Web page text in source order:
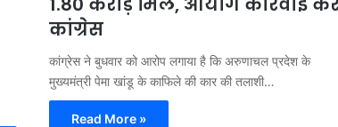
कांग्रेस
कांग्रेस ने बुधवार को आरोप लगाया है कि अरुणाचल प्रदेश के
मुख्यमंत्री पेमा खांडू के काफिले की कार की तलाशी…
Read More »